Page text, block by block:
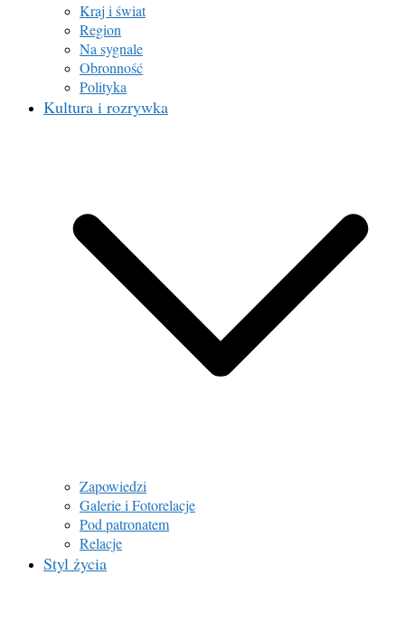
Kraj i świat
Region
Na sygnale
Obronność
Polityka
Kultura i rozrywka
Zapowiedzi
Galerie i Fotorelacje
Pod patronatem
Relacje
Styl życia